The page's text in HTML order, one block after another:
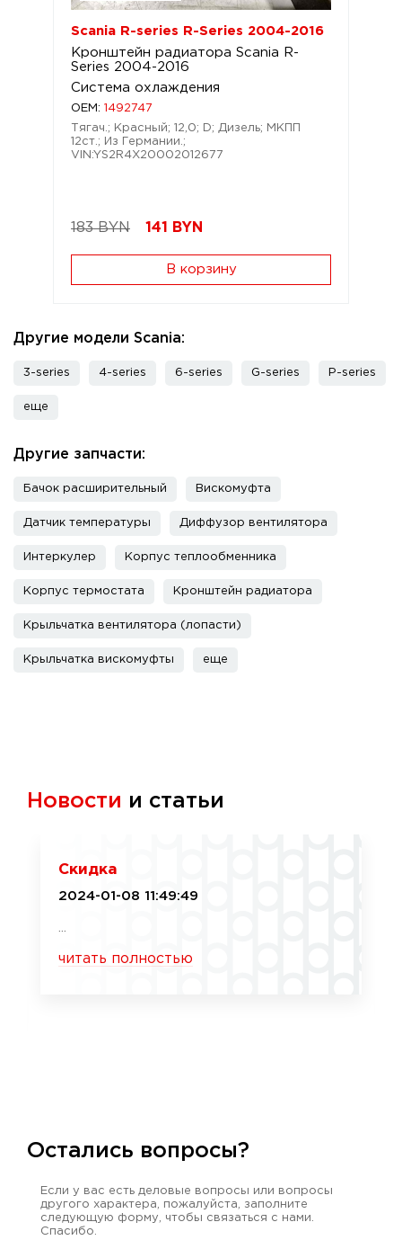
Scania R-series R-Series 2004-2016
Кронштейн радиатора Scania R-
Series 2004-2016
Система охлаждения
OEM: 1492747
Тягач.; Красный; 12,0; D; Дизель; МКПП
12ст.; Из Германии.;
VIN:YS2R4X20002012677
183 BYN 141 BYN
В корзину
Другие модели Scania:
3-series 4-series 6-series G-series P-series
еще
Другие запчасти:
Бачок расширительный Вискомуфта
Датчик температуры Диффузор вентилятора
Интеркулер Корпус теплообменника
Корпус термостата Кронштейн радиатора
Крыльчатка вентилятора (лопасти)
Крыльчатка вискомуфты еще
Новости и статьи
Скидка
2024-01-08 11:49:49
читать полностью
Остались вопросы?
Если у вас есть деловые вопросы или вопросы
другого характера, пожалуйста, заполните
следующую форму, чтобы связаться с нами.
Спасибо.